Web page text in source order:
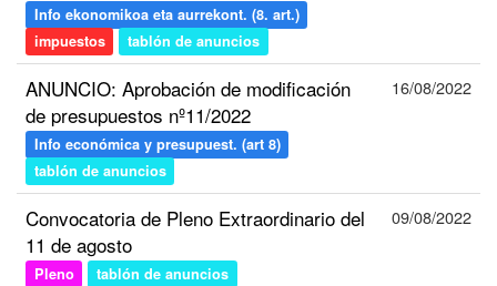
Info ekonomikoa eta aurrekont. (8. art.)
impuestos
tablón de anuncios
ANUNCIO: Aprobación de modificación
de presupuestos nº11/2022
Info económica y presupuest. (art 8)
tablón de anuncios
16/08/2022
Convocatoria de Pleno Extraordinario del
11 de agosto
Pleno tablón de anuncios
09/08/2022